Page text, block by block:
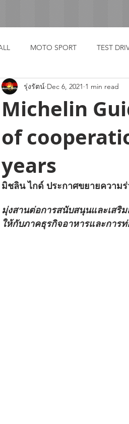
MOTO SPORT TEST
TRIP
Michelin
of
years
รุ่งรัตน์ Dec 6, 2021 1 min read
มิชลิน ไกด์ ประกาศขยายความ
มุ่งสานต่อการสนับสนุนและเสริ
ให้กับภาคธุรกิจอาหารและการท่